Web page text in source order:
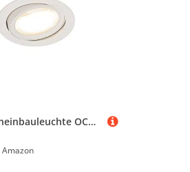
SLV Deckeneinbauleuchte OCULUS DL MOVE / LED Spot, Fluter, Deckenstrahler, Deckenleuchte, Einbau-Leuchte, Innen-Beleuchtung / 11.0W 780lm weiß dimmbar, 1004669
Amazon